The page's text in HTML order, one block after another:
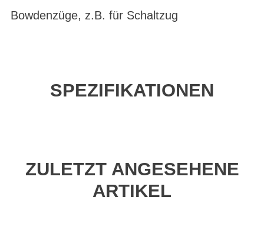
Bowdenzüge, z.B. für Schaltzug
SPEZIFIKATIONEN
ZULETZT ANGESEHENE
ARTIKEL